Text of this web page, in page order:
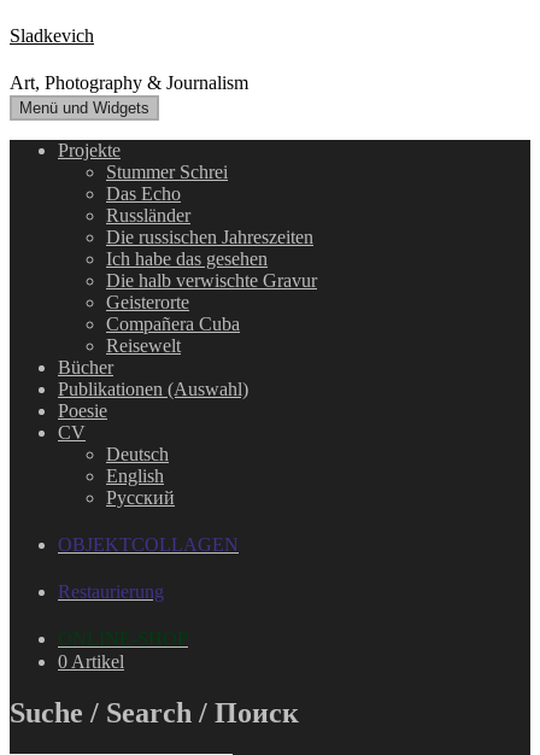
Zum
Inhalt
springen
Sladkevich
Art, Photography & Journalism
Menü und Widgets
Projekte
Stummer Schrei
Das Echo
Russländer
Die russischen Jahreszeiten
Ich habe das gesehen
Die halb verwischte Gravur
Geisterorte
Compañera Cuba
Reisewelt
Bücher
Publikationen (Auswahl)
Poesie
CV
Deutsch
English
Русский
OBJEKTCOLLAGEN
Restaurierung
ONLINE-SHOP
0 Artikel
Suche / Search / Поиск